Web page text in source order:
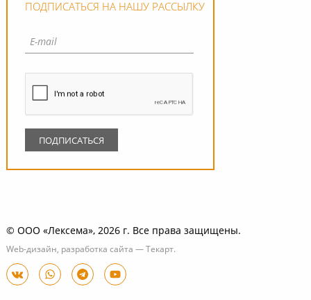
ПОДПИСАТЬСЯ НА НАШУ РАССЫЛКУ
© ООО «Лексема», 2026 г. Все права защищены.
Web-дизайн, разработка сайта — Текарт.